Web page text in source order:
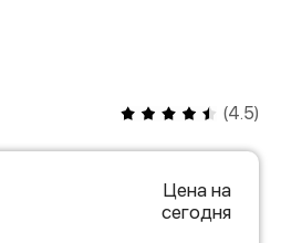
(4.5)
Цена на
сегодня